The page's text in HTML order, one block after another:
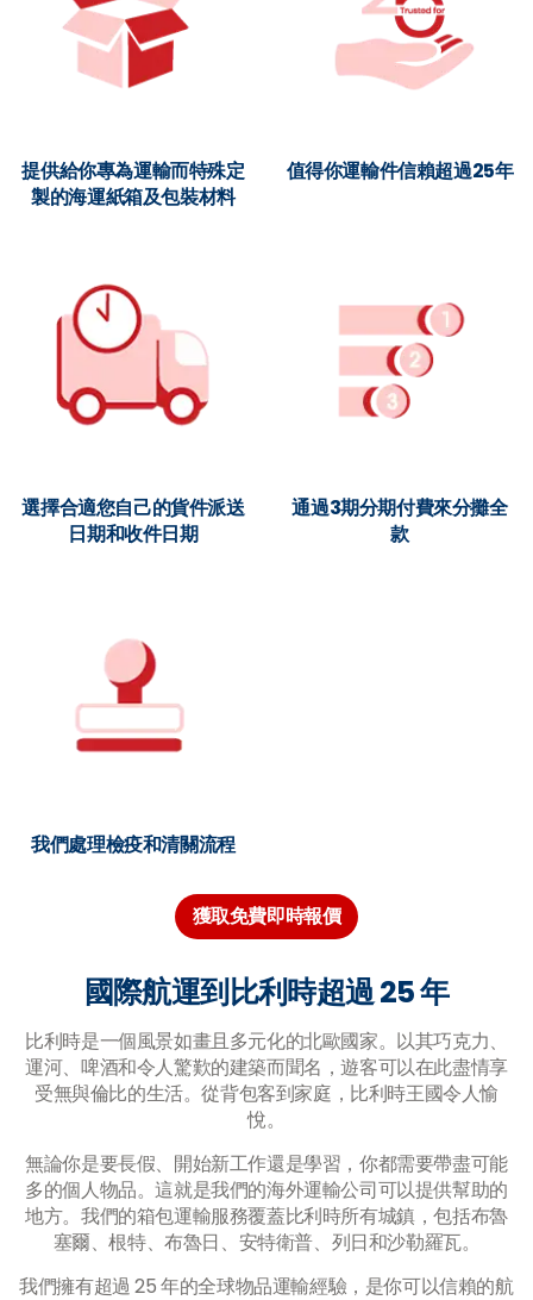
提供給你專為運輸而特殊定
製的海運紙箱及包裝材料
值得你運輸件信賴超過25年
選擇合適您自己的貨件派送
日期和收件日期
通過3期分期付費來分攤全
款
我們處理檢疫和清關流程
獲取免費即時報價
國際航運到比利時超過 25 年
比利時是一個風景如畫且多元化的北歐國家。以其巧克力、
運河、啤酒和令人驚歎的建築而聞名，遊客可以在此盡情享
受無與倫比的生活。從背包客到家庭，比利時王國令人愉
悅。
無論你是要長假、開始新工作還是學習，你都需要帶盡可能
多的個人物品。這就是我們的海外運輸公司可以提供幫助的
地方。我們的箱包運輸服務覆蓋比利時所有城鎮，包括布魯
塞爾、根特、布魯日、安特衛普、列日和沙勒羅瓦。
我們擁有超過 25 年的全球物品運輸經驗，是你可以信賴的航